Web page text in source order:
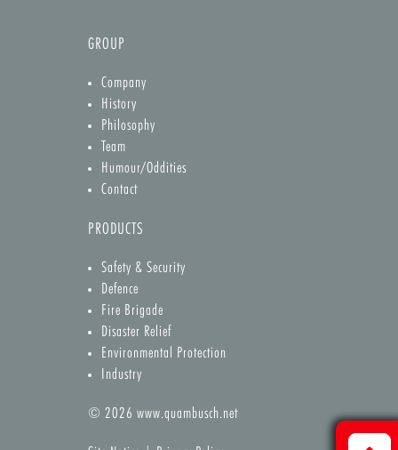
GROUP
Company
History
Philosophy
Team
Humour/Oddities
Contact
PRODUCTS
Safety & Security
Defence
Fire Brigade
Disaster Relief
Environmental Protection
Industry
© 2026 www.quambusch.net